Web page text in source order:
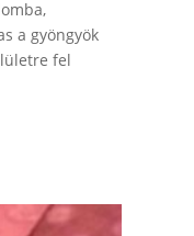
a gyöngyök
fel